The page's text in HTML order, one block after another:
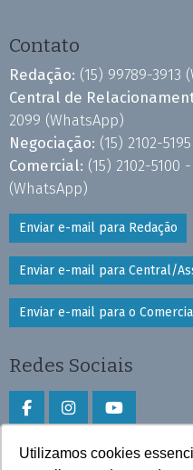
Utilizamos cookies
Contato
Redação: (15) 99789-3913
Central de
2099 (WhatsApp)
Negociação: (15) 2102-
Comercial: (15) 2102-
(WhatsApp)
Enviar e-mail para Redação
Enviar e-mail para Central/
Enviar e-mail para o
Redes Sociais
Faça download do